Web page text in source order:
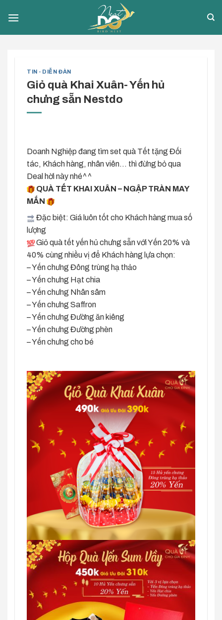
TIN - DIỄN ĐÀN
Giỏ quà Khai Xuân- Yến hủ
chưng sẵn Nestdo
Doanh Nghiệp đang tìm set quà Tết tặng Đối
tác, Khách hàng, nhân viên… thì đừng bỏ qua
Deal hời này nhé^^
QUÀ TẾT KHAI XUÂN – NGẬP TRÀN MAY
MẮN
Đặc biệt: Giá luôn tốt cho Khách hàng mua số
lượng
Giỏ quà tết yến hủ chưng sẵn với Yến 20% và
40% cùng nhiều vị để Khách hàng lựa chọn:
– Yến chưng Đông trùng hạ thảo
– Yến chưng Hạt chia
– Yến chưng Nhân sâm
– Yến chưng Saffron
– Yến chưng Đường ăn kiêng
– Yến chưng Đường phèn
– Yến chưng cho bé